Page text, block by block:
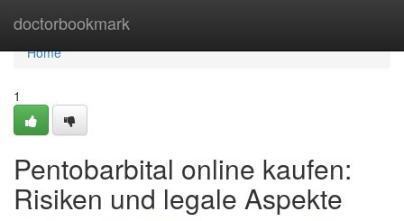
doctorbookmark
Home
Home
1
Pentobarbital online kaufen:
Risiken und legale Aspekte